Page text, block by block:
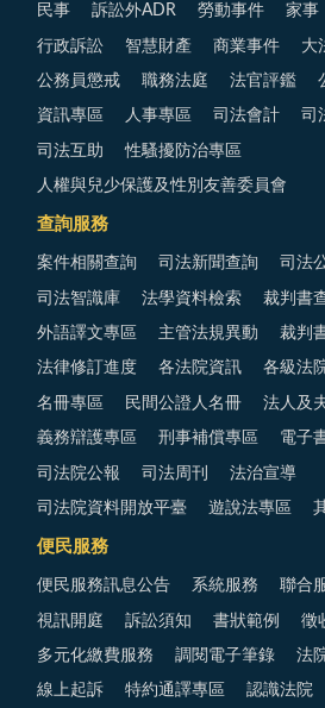
民事 訴訟外ADR 勞動事件 家事
行政訴訟 智慧財產 商業事件 大
公務員懲戒 職務法庭 法官評鑑
資訊專區 人事專區 司法會計 司
司法互助 性騷擾防治專區
人權與兒少保護及性別友善委員會
查詢服務
案件相關查詢 司法新聞查詢 司法
司法智識庫 法學資料檢索 裁判書
外語譯文專區 主管法規異動 裁判
法律修訂進度 各法院資訊 各級法
名冊專區 民間公證人名冊 法人及
義務辯護專區 刑事補償專區 電子
司法院公報 司法周刊 法治宣導
司法院資料開放平臺 遊說法專區
便民服務
便民服務訊息公告 系統服務 聯合
視訊開庭 訴訟須知 書狀範例 徵
多元化繳費服務 調閱電子筆錄 法
線上起訴 特約通譯專區 認識法院